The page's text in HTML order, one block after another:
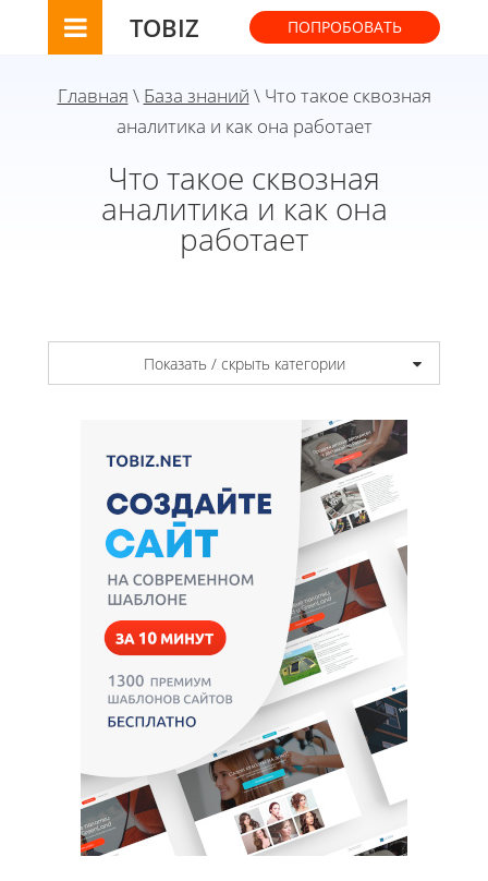
TOBIZ ПОПРОБОВАТЬ
Главная \ База знаний \ Что такое сквозная
аналитика и как она работает
Что такое сквозная
аналитика и как она
работает
Показать / скрыть категории